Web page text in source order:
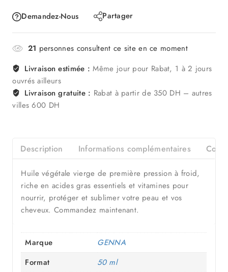
Demandez-Nous Partager
21 personnes consultent ce site en ce moment
Livraison estimée : Même jour pour Rabat, 1 à 2 jours
ouvrés ailleurs
Livraison gratuite : Rabat à partir de 350 DH – autres
villes 600 DH
Description Informations complémentaires
Huile végétale vierge de première pression à froid,
riche en acides gras essentiels et vitamines pour
nourrir, protéger et sublimer votre peau et vos
cheveux. Commandez maintenant.
Marque
GENNA
Format
50 ml